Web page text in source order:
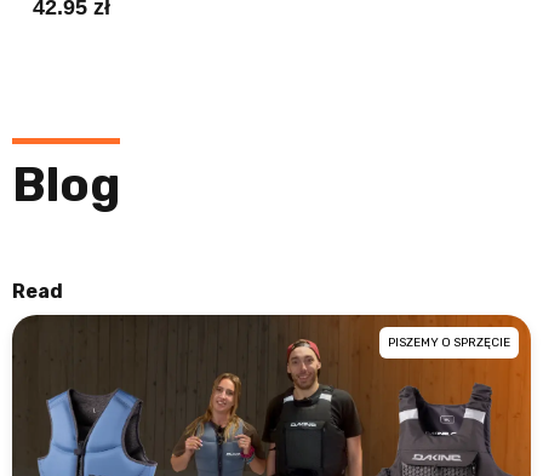
42.95 zł
Blog
Read
PISZEMY O SPRZĘCIE